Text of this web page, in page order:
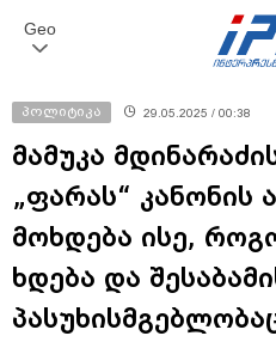
Geo
პოლიტიკა 29.05.2025 / 00:38
მამუკა
„ფარას“ კანონის
მოხდება ისე,
ხდება და